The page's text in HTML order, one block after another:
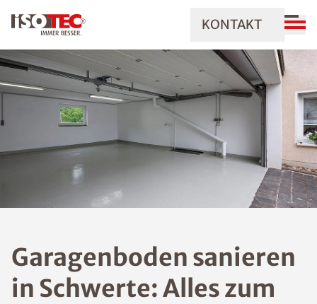
KONTAKT
Garagenboden sanieren
in Schwerte: Alles zum